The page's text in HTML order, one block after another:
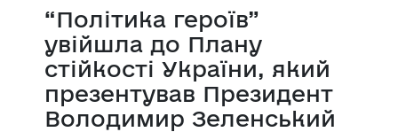
“Політика героїв”
увійшла до Плану
стійкості України, який
презентував Президент
Володимир Зеленський